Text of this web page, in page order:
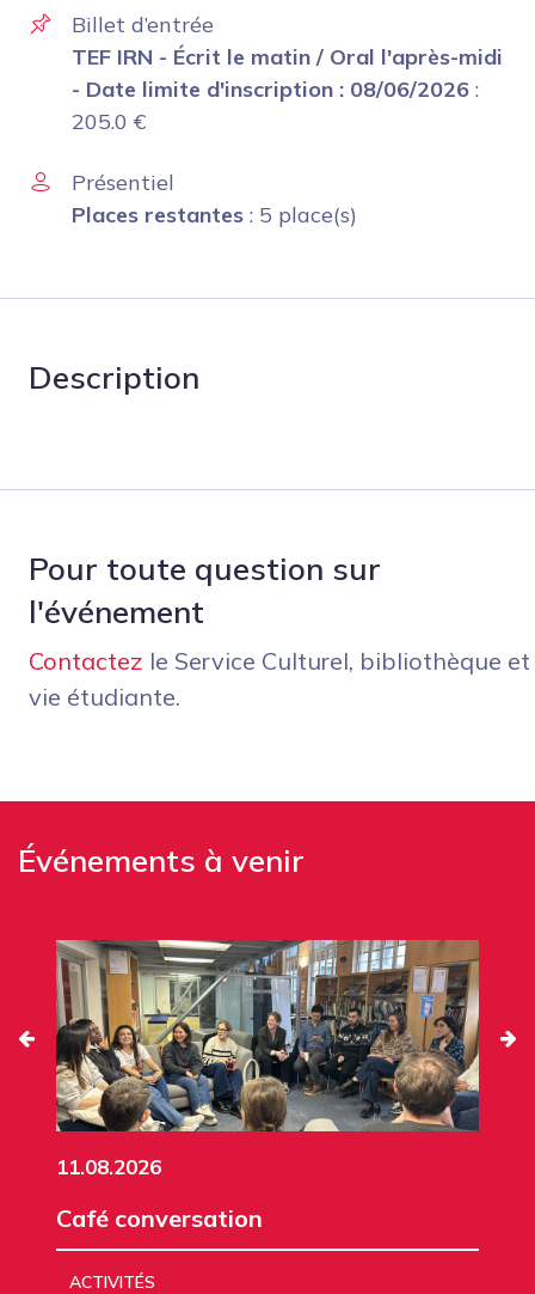
Billet d’entrée
TEF IRN - Écrit le matin / Oral l'après-midi
- Date limite d'inscription : 08/06/2026 :
205.0 €
Présentiel
Places restantes : 5 place(s)
Description
Pour toute question sur
l'événement
Contactez le Service Culturel, bibliothèque et
vie étudiante.
Événements à venir
11.08.2026
Café conversation
ACTIVITÉS